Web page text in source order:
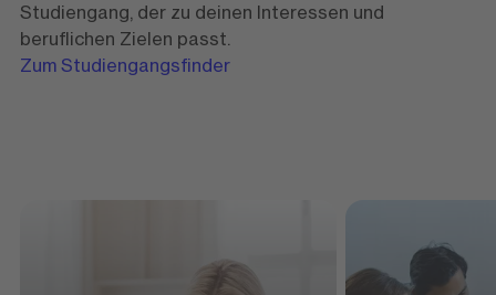
Studiengang, der zu deinen Interessen und
beruflichen Zielen passt.
Zum Studiengangsfinder